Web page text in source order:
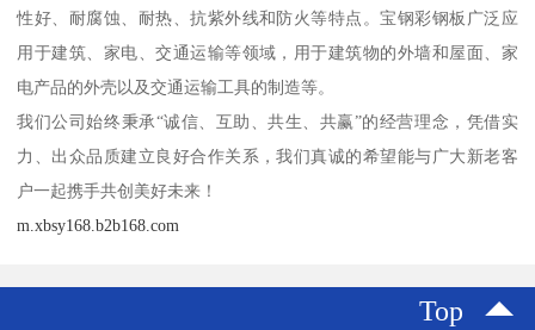
性好、耐腐蚀、耐热、抗紫外线和防火等特点。宝钢彩钢板广泛应
用于建筑、家电、交通运输等领域，用于建筑物的外墙和屋面、家
电产品的外壳以及交通运输工具的制造等。
我们公司始终秉承“诚信、互助、共生、共赢”的经营理念，凭借实
力、出众品质建立良好合作关系，我们真诚的希望能与广大新老客
户一起携手共创美好未来！
m.xbsy168.b2b168.com
Top